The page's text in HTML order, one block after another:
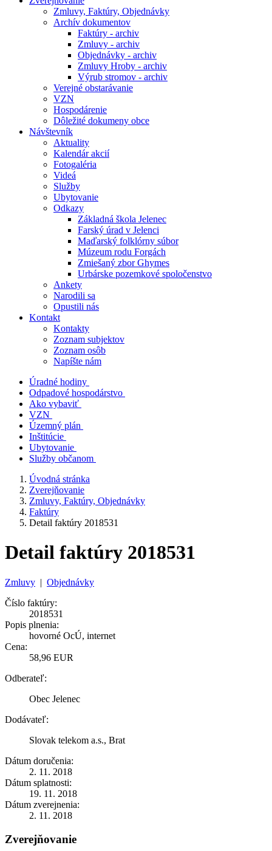
Zmluvy, Faktúry, Objednávky
Archív dokumentov
Faktúry - archiv
Zmluvy - archiv
Objednávky - archiv
Zmluvy Hroby - archiv
Výrub stromov - archiv
Verejné obstarávanie
VZN
Hospodárenie
Dôležité dokumeny obce
Návštevník
Aktuality
Kalendár akcií
Fotogaléria
Videá
Služby
Ubytovanie
Odkazy
Základná škola Jelenec
Farský úrad v Jelenci
Maďarský folklórny súbor
Múzeum rodu Forgách
Zmiešaný zbor Ghymes
Urbárske pozemkové spoločenstvo
Ankety
Narodili sa
Opustili nás
Kontakt
Kontakty
Zoznam subjektov
Zoznam osôb
Napíšte nám
Úradné hodiny
Odpadové hospodárstvo
Ako vybaviť
VZN
Územný plán
Inštitúcie
Ubytovanie
Služby občanom
Úvodná stránka
Zverejňovanie
Zmluvy, Faktúry, Objednávky
Faktúry
Detail faktúry 2018531
Detail faktúry 2018531
Zmluvy | Objednávky
Číslo faktúry:
2018531
Popis plnenia:
hovorné OcÚ, internet
Cena:
58,96 EUR
Odberateľ:
Obec Jelenec
Dodávateľ:
Slovak telekom a.s., Brat
Dátum doručenia:
2. 11. 2018
Dátum splatnosti:
19. 11. 2018
Dátum zverejnenia:
2. 11. 2018
Zverejňovanie